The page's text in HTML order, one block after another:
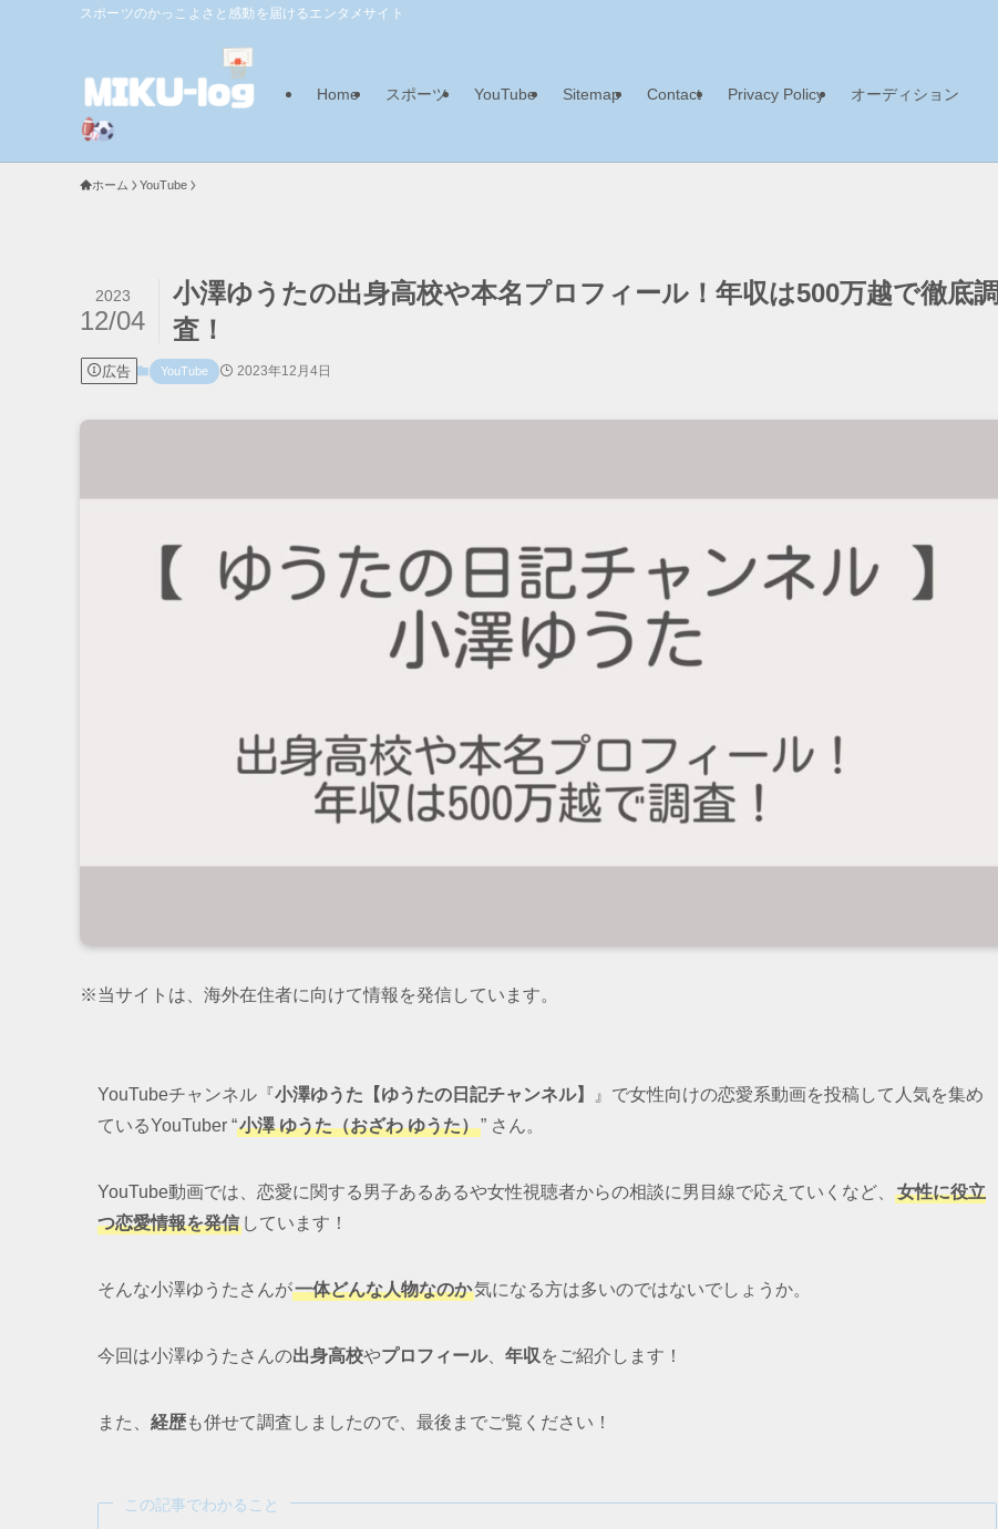
スポーツのかっこよさと感動を届けるエンタメサイト
Home スポーツ YouTube Sitemap Contact Privacy Policy オーディション
ホーム YouTube
小澤ゆうたの出身高校や本名プロフィール！年収は500万越で徹底調
査！
2023
12/04
広告 YouTube 2023年12月4日
※当サイトは、海外在住者に向けて情報を発信しています。
YouTubeチャンネル『小澤ゆうた【ゆうたの日記チャンネル】
』で女性向けの恋愛系動画を投稿して人気を集め
ているYouTuber “小澤 ゆうた（おざわ ゆうた）” さん。
YouTube動画では、恋愛に関する男子あるあるや女性視聴者からの相談に男目線で応えていくなど、
女性に役立
つ恋愛情報を発信 しています！
そんな小澤ゆうたさんが一体どんな人物なのか気になる方は多いのではないでしょうか。
今回は小澤ゆうたさんの出身高校やプロフィール、 年収 をご紹介します！
また、 経歴も併せて調査しましたので、最後までご覧ください！
この記事でわかること